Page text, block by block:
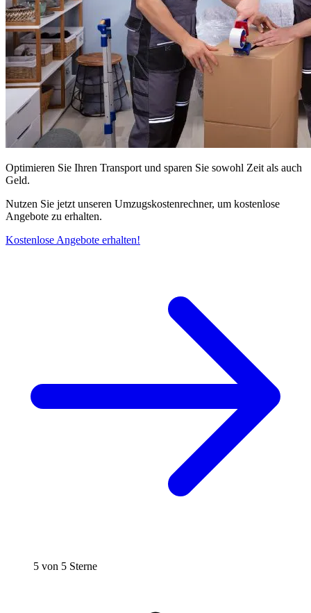
Optimieren Sie Ihren Transport und sparen Sie sowohl Zeit als auch
Geld.
Nutzen Sie jetzt unseren Umzugskostenrechner, um kostenlose
Angebote zu erhalten.
Kostenlose Angebote erhalten!
5 von 5 Sterne